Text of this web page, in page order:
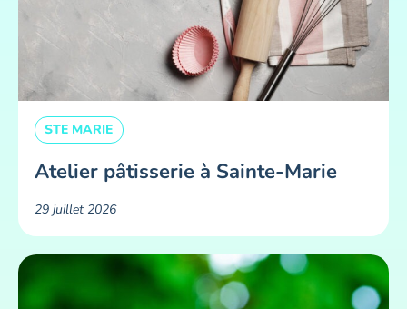
STE MARIE
Atelier pâtisserie à Sainte-Marie
29 juillet 2026